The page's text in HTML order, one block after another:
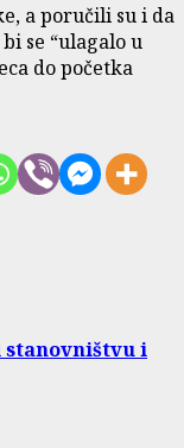
a poručili su i da
se “ulagalo u
do početka
stanovništvu i